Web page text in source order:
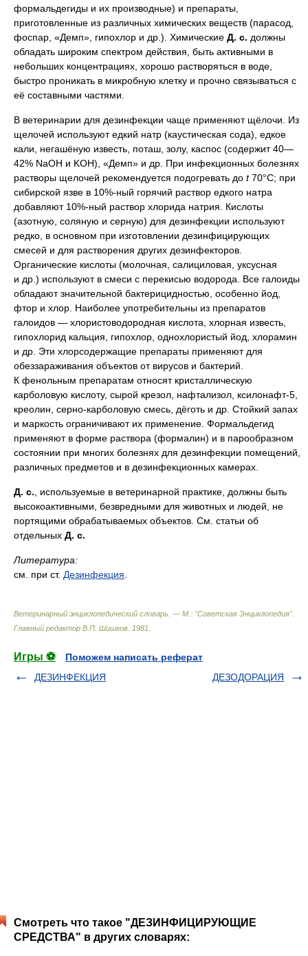
формальдегиды и их производные) и препараты,
приготовленные из различных химических веществ (парасод,
фоспар, «Демп», гипохлор и др.). Химические Д. с. должны
обладать широким спектром действия, быть активными в
небольших концентрациях, хорошо растворяться в воде,
быстро проникать в микробную клетку и прочно связываться с
её составными частями.
В ветеринарии для дезинфекции чаще применяют щёлочи. Из
щелочей используют едкий натр (каустическая сода), едкое
кали, негашёную известь, поташ, золу, каспос (содержит 40—
42% NaOH и KOH), «Демп» и др. При инфекционных болезнях
растворы щелочей рекомендуется подогревать до t70°C; при
сибирской язве в 10%-ный горячий раствор едкого натра
добавляют 10%-ный раствор хлорида натрия. Кислоты
(азотную, соляную и серную) для дезинфекции используют
редко, в основном при изготовлении дезинфицирующих
смесей и для растворения других дезинфекторов.
Органические кислоты (молочная, салициловая, уксусная
и др.) используют в смеси с перекисью водорода. Все галоиды
обладают значительной бактерицидностью, особенно йод,
фтор и хлор. Наиболее употребительны из препаратов
галоидов — хлористоводородная кислота, хлорная известь,
гипохлорид кальция, гипохлор, однохлористый йод, хлорамин
и др. Эти хлорсодержащие препараты применяют для
обеззараживания объектов от вирусов и бактерий.
К фенольным препаратам относят кристаллическую
карболовую кислоту, сырой крезол, нафтализол, ксилонафт-5,
креолин, серно-карболовую смесь, дёготь и др. Стойкий запах
и маркость ограничивают их применение. Формальдегид
применяют в форме раствора (формалин) и в парообразном
состоянии при многих болезнях для дезинфекции помещений,
различных предметов и в дезинфекционных камерах.
Д. с. , используемые в ветеринарной практике, должны быть
высокоактивными, безвредными для животных и людей, не
портящими обрабатываемых объектов. См. статьи об
отдельных Д. с.
Литература:
см. при ст. Дезинфекция
Ветеринарный энциклопедический словарь. — М.: "Советская Энциклопедия".
Главный редактор В.П. Шишков 1981
Игры ⚽
Поможем написать реферат
ДЕЗИНФЕКЦИЯ
ДЕЗОДОРАЦИЯ
Смотреть что такое "ДЕЗИНФИЦИРУЮЩИЕ
СРЕДСТВА" в других словарях: